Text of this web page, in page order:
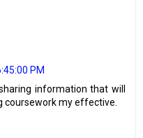
PM
information that will
coursework my effective.